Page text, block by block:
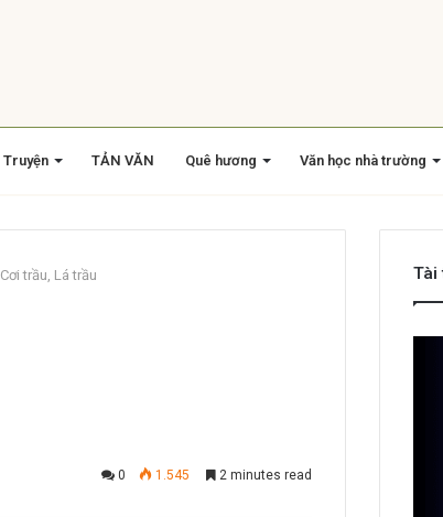
Truyện TẢN VĂN Quê hương Văn học nhà trường
Cơi trầu, Lá trầu
0 1.545 2 minutes read
Tài